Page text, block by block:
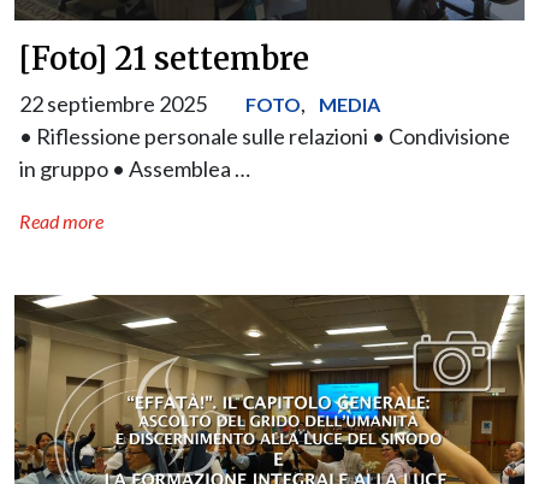
[Foto] 21 settembre
22 septiembre 2025 FOTO, MEDIA
• Riflessione personale sulle relazioni • Condivisione
in gruppo • Assemblea …
Read more